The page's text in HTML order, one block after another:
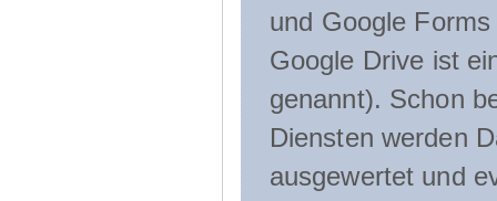
und Google
Google Drive ist
genannt). Schon
Diensten werden
ausgewertet und